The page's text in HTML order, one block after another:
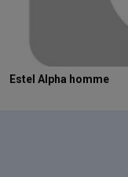
Estel Alpha homme